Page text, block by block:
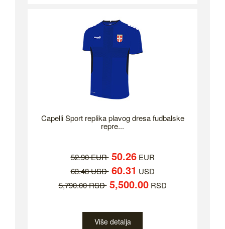
Capelli Sport replika plavog dresa fudbalske
repre...
52.90 EUR 50.26EUR
63.48 USD 60.31 USD
5,790.00 RSD 5,500.00RSD
Više detalja